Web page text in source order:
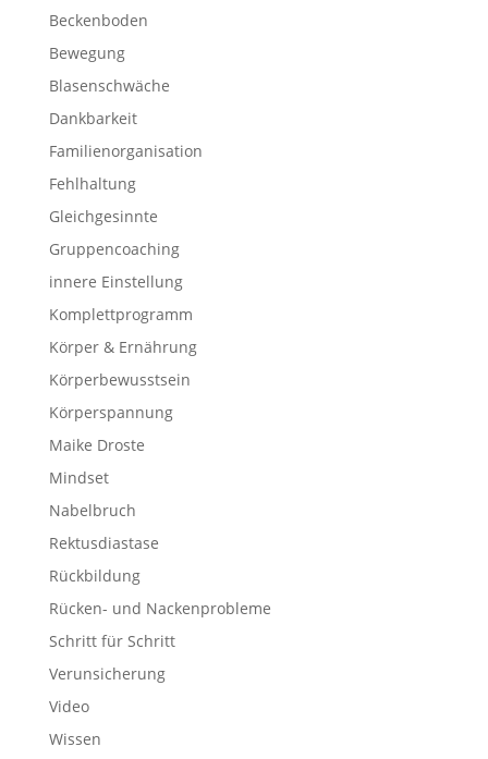
Beckenboden
Bewegung
Blasenschwäche
Dankbarkeit
Familienorganisation
Fehlhaltung
Gleichgesinnte
Gruppencoaching
innere Einstellung
Komplettprogramm
Körper & Ernährung
Körperbewusstsein
Körperspannung
Maike Droste
Mindset
Nabelbruch
Rektusdiastase
Rückbildung
Rücken- und Nackenprobleme
Schritt für Schritt
Verunsicherung
Video
Wissen